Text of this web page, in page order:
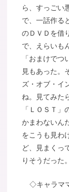
ら、すっごい
で、一話作る
のＤＶＤを借
で、えらいも
「おまけで
見もあった。
ズ・オブ・イ
ね。見てみた
「ＬＯＳＴ
かまわないん
をこうも見わ
ど、見まくっ
りそうだった。
◇キャラマ